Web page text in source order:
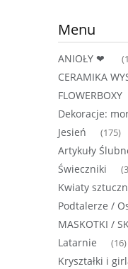
Menu
ANIOŁY ❤
CERAMIKA
FLOWERBOXY
Dekoracje:
Jesień (175)
Artykuły
Świeczniki
Kwiaty
Podtalerze /
MASKOTKI /
Latarnie (16)
Kryształki i